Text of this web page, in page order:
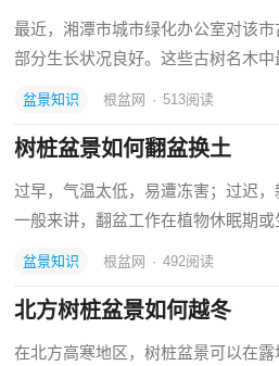
最近，湘潭市城市绿化办公室对该
部分生长状况良好。这些古树名木
盆景知识 根盆网 · 513阅读
树桩盆景如何翻盆换土
过早，气温太低，易遭冻害；过迟
一般来讲，翻盆工作在植物休眠期
盆景知识 根盆网 · 492阅读
北方树桩盆景如何越冬
在北方高寒地区，树桩盆景可以在